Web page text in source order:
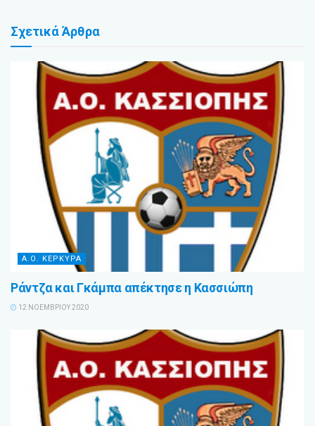
ΣχετικάΆρθρα
Α.Ο. ΚΕΡΚΥΡΑ
Ράντζα και Γκάμπα απέκτησε η Κασσιώπη
12 ΝΟΕΜΒΡΊΟΥ 2020